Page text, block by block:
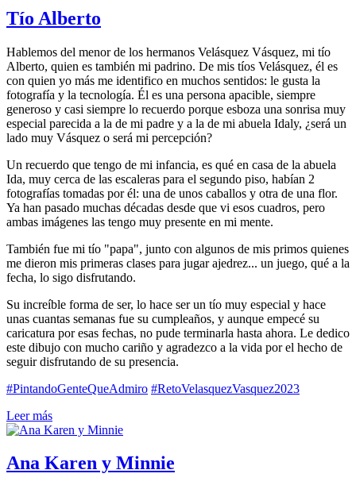
Tío Alberto
Hablemos del menor de los hermanos Velásquez Vásquez, mi tío
Alberto, quien es también mi padrino. De mis tíos Velásquez, él es
con quien yo más me identifico en muchos sentidos: le gusta la
fotografía y la tecnología. Él es una persona apacible, siempre
generoso y casi siempre lo recuerdo porque esboza una sonrisa muy
especial parecida a la de mi padre y a la de mi abuela Idaly, ¿será un
lado muy Vásquez o será mi percepción?
Un recuerdo que tengo de mi infancia, es qué en casa de la abuela
Ida, muy cerca de las escaleras para el segundo piso, habían 2
fotografías tomadas por él: una de unos caballos y otra de una flor.
Ya han pasado muchas décadas desde que vi esos cuadros, pero
ambas imágenes las tengo muy presente en mi mente.
También fue mi tío "papa", junto con algunos de mis primos quienes
me dieron mis primeras clases para jugar ajedrez... un juego, qué a la
fecha, lo sigo disfrutando.
Su increíble forma de ser, lo hace ser un tío muy especial y hace
unas cuantas semanas fue su cumpleaños, y aunque empecé su
caricatura por esas fechas, no pude terminarla hasta ahora. Le dedico
este dibujo con mucho cariño y agradezco a la vida por el hecho de
seguir disfrutando de su presencia.
#PintandoGenteQueAdmiro #RetoVelasquezVasquez2023
Leer más
Ana Karen y Minnie